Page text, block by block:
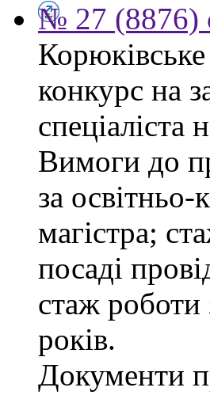
№ 27 (8876)
конкурс на
спеціаліста
Вимоги до
за освітньо-
магістра;
посаді
стаж
років.
Документи